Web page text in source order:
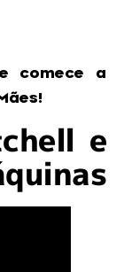
comece a
e